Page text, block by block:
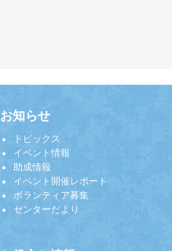
お知らせ
トピックス
イベント情報
助成情報
イベント開催レポート
ボランティア募集
センターだより